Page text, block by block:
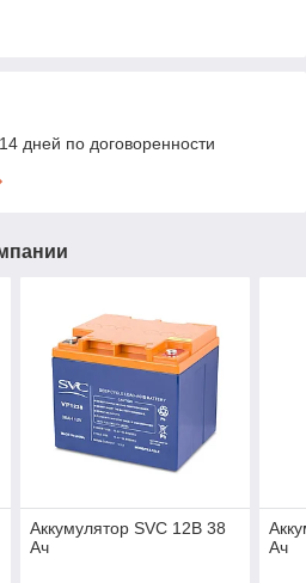
дней по договоренности
Аккумулятор SVC 12В 38
Ач
Ач